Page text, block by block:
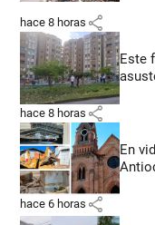
hace 8 horas share
Este
hace 8 horas share
En
hace 6 horas share